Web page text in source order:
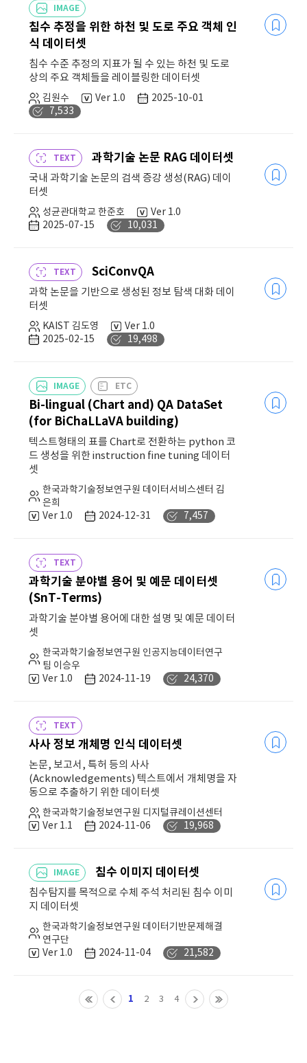
IMAGE
침수 추정을 위한 하천 및 도로 주요 객체 인
식 데이터셋
침수 수준 추정의 지표가 될 수 있는 하천 및 도로
상의 주요 객체들을 레이블링한 데이터셋
김원수 Ver 1.0
2025-10-01
7,533
TEXT 과학기술 논문 RAG 데이터셋
국내 과학기술 논문의 검색 증강 생성(RAG) 데이
터셋
성균관대학교 한준호
Ver 1.0
2025-07-15
10,031
TEXT SciConvQA
과학 논문을 기반으로 생성된 정보 탐색 대화 데이
터셋
KAIST 김도영
Ver 1.0
2025-02-15
19,498
IMAGE ETC
Bi-lingual (Chart and) QA DataSet
(for BiChaLLaVA building)
텍스트형태의 표를 Chart로 전환하는 python 코
드 생성을 위한 instruction fine tuning 데이터
셋
한국과학기술정보연구원 데이터서비스센터 김
은희
Ver 1.0
2024-12-31 7,457
TEXT
과학기술 분야별 용어 및 예문 데이터셋
(SnT-Terms)
과학기술 분야별 용어에 대한 설명 및 예문 데이터
셋
한국과학기술정보연구원 인공지능데이터연구
팀 이승우
Ver 1.0
2024-11-19 24,370
TEXT
사사 정보 개체명 인식 데이터셋
논문, 보고서, 특허 등의 사사
(Acknowledgements) 텍스트에서 개체명을 자
동으로 추출하기 위한 데이터셋
한국과학기술정보연구원 디지털큐레이션센터
Ver 1.1
2024-11-06 19,968
IMAGE 침수 이미지 데이터셋
침수탐지를 목적으로 수체 주석 처리된 침수 이미
지 데이터셋
한국과학기술정보연구원 데이터기반문제해결
연구단
Ver 1.0
2024-11-04 21,582
1 2 3 4